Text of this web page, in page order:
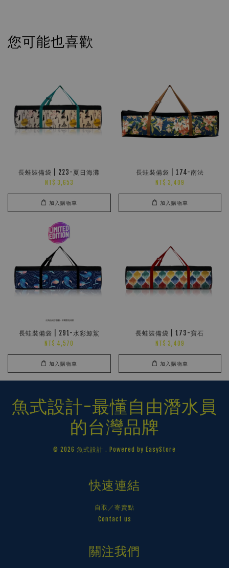
您可能也喜歡
長蛙裝備袋 | 223-夏日海灘
NT$ 3,653
加入購物車
長蛙裝備袋 | 174-南法
NT$ 3,409
加入購物車
長蛙裝備袋 | 291-水彩鯨鯊
NT$ 4,570
加入購物車
長蛙裝備袋 | 173-寶石
NT$ 3,409
加入購物車
魚式設計-最懂自由潛水員
的台灣品牌
© 2026 魚式設計 . Powered by EasyStore
快速連結
自取／寄賣點
Contact us
關注我們